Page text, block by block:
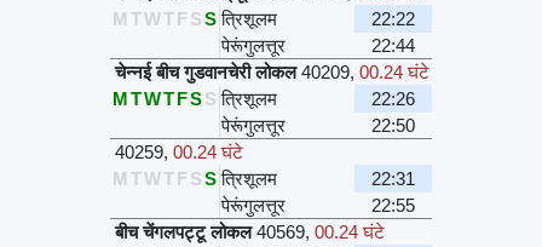
M TWTFSS त्रिशूलम
22:22
पेरूंगुलत्तूर
22:44
चेन्नई बीच गुडवानचेरी लोकल 40209, 00.24 घंटे
MTWTFSS त्रिशूलम
22:26
पेरूंगुलत्तूर
22:50
40259, 00.24 घंटे
M TWTFSS त्रिशूलम
22:31
पेरूंगुलत्तूर
22:55
बीच चेंगलपट्टू लोकल 40569, 00.24 घंटे